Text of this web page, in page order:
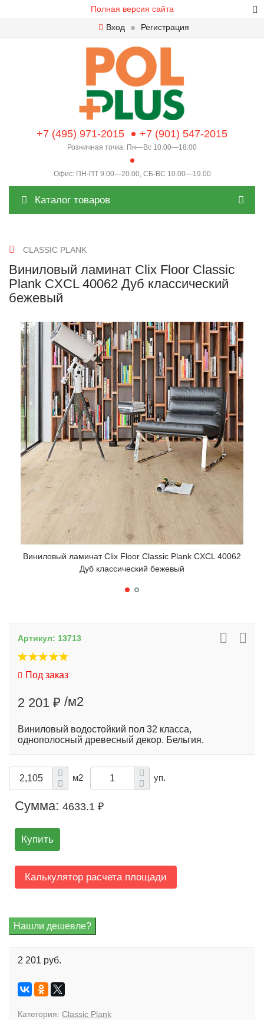
Полная версия сайта
Вход
Регистрация
+7 (495) 971-2015 +7 (901) 547-2015
Розничная точка: Пн—Вс 10:00—18:00
Офис: ПН-ПТ 9.00—20.00, СБ-ВС 10.00—19.00
Каталог товаров
CLASSIC PLANK
Виниловый ламинат Clix Floor Classic
Plank CXCL 40062 Дуб классический
бежевый
Виниловый ламинат Clix Floor Classic Plank CXCL 40062
Дуб классический бежевый
Артикул: 13713
Под заказ
2 201 ₽ /м2
Виниловый водостойкий пол 32 класса,
однополосный древесный декор. Бельгия.
м2 уп.
Сумма: 4633.1 ₽
Купить
Калькулятор расчета площади
2 201 руб.
Категория: Classic Plank